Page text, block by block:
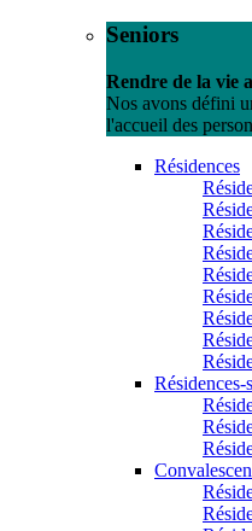
Seniors
Rendre de la vie
Nos avons défini
l'accueil des
Résidences
Résidences-